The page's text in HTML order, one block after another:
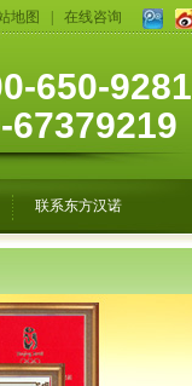
地图 在线咨询
650-9281
67379219
联系东方汉诺